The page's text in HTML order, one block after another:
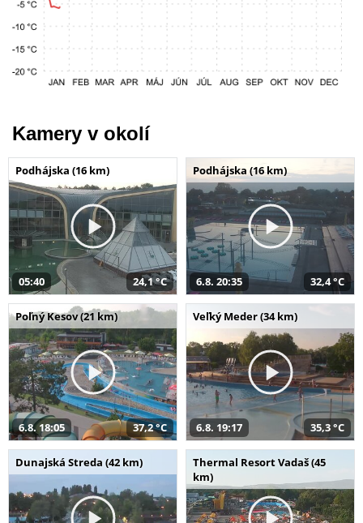
Kamery v okolí
Podhájska (16 km)
05:40 24,1 °C
Podhájska (16 km)
6.8. 20:35 32,4 °C
Poľný Kesov (21 km)
6.8. 18:05 37,2 °C
Veľký Meder (34 km)
6.8. 19:17 35,3 °C
Dunajská Streda (42 km)
Thermal Resort Vadaš (45
km)